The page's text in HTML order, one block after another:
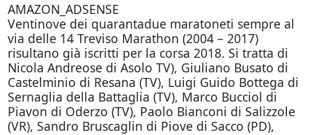
AMAZON_ADSENSE
Ventinove dei quarantadue maratoneti sempre al
via delle 14 Treviso Marathon (2004 – 2017)
risultano già iscritti per la corsa 2018. Si tratta di
Nicola Andreose di Asolo TV), Giuliano Busato di
Castelminio di Resana (TV), Luigi Guido Bottega di
Sernaglia della Battaglia (TV), Marco Bucciol di
Piavon di Oderzo (TV), Paolo Bianconi di Salizzole
(VR), Sandro Bruscaglin di Piove di Sacco (PD),